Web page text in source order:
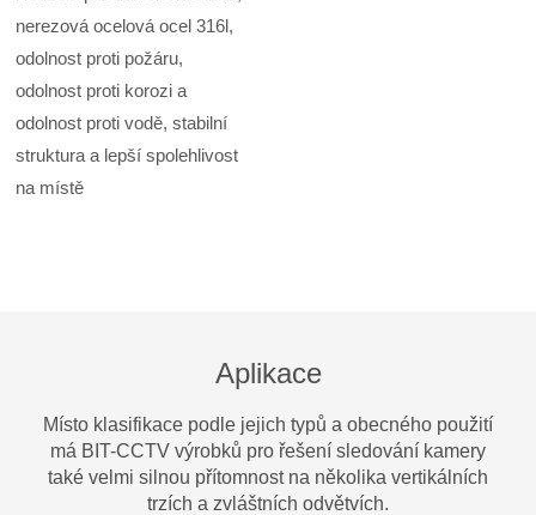
nerezová ocelová ocel 316l,
odolnost proti požáru,
odolnost proti korozi a
odolnost proti vodě, stabilní
struktura a lepší spolehlivost
na místě
Aplikace
Místo klasifikace podle jejich typů a obecného použití
má BIT-CCTV výrobků pro řešení sledování kamery
také velmi silnou přítomnost na několika vertikálních
trzích a zvláštních odvětvích.